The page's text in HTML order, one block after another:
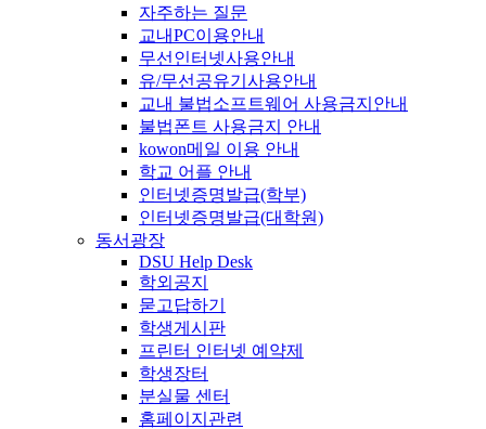
자주하는 질문
교내PC이용안내
무선인터넷사용안내
유/무선공유기사용안내
교내 불법소프트웨어 사용금지안내
불법폰트 사용금지 안내
kowon메일 이용 안내
학교 어플 안내
인터넷증명발급(학부)
인터넷증명발급(대학원)
동서광장
DSU Help Desk
학외공지
묻고답하기
학생게시판
프린터 인터넷 예약제
학생장터
분실물 센터
홈페이지관련